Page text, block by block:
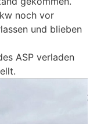
noch vor
und blieben
ASP verladen